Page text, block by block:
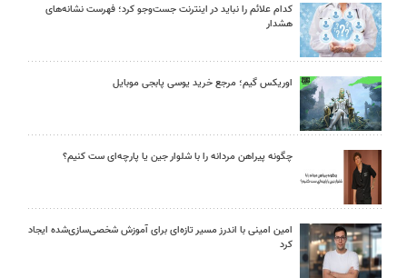
کدام علائم را نباید در اینترنت جست‌وجو کرد؛ فهرست نشانه‌های
هشدار
اوریکس گیم؛ مرجع خرید یوسی پابجی موبایل
چگونه پیراهن مردانه را با شلوار جین یا پارچه‌ای ست کنیم؟
امین امینی با اندرز مسیر تازه‌ای برای آموزش شخصی‌سازی‌شده ایجاد
کرد